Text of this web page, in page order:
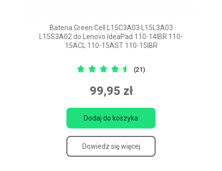
Bateria Green Cell L15C3A03 L15L3A03
L15S3A02 do Lenovo IdeaPad 110-14IBR 110-
15ACL 110-15AST 110-15IBR
(21)
99,95 zł
Dodaj do koszyka
Dowiedz się więcej